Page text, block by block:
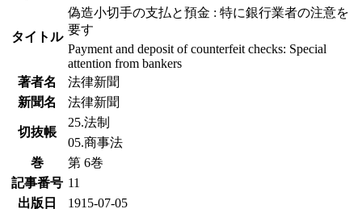
タイトル
偽造小切手の支払と預金 : 特に銀行業者の注意を
要す
Payment and deposit of counterfeit checks: Special
attention from bankers
著者名
法律新聞
新聞名
法律新聞
切抜帳
25.法制
05.商事法
巻
第 6巻
記事番号 11
出版日
1915-07-05